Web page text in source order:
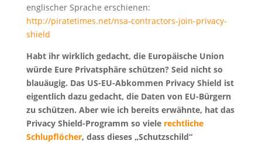
englischer Sprache erschienen:
http://piratetimes.net/nsa-contractors-join-privacy-
shield
Habt ihr wirklich gedacht, die Europäische Union
würde Eure Privatsphäre schützen? Seid nicht so
blauäugig. Das US-EU-Abkommen Privacy Shield ist
eigentlich dazu gedacht, die Daten von EU-Bürgern
zu schützen. Aber wie ich bereits erwähnte, hat das
Privacy Shield-Programm so viele rechtliche
Schlupflöcher, dass dieses „Schutzschild“